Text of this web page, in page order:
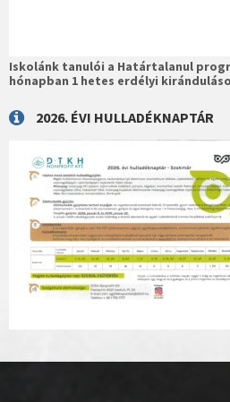
Iskolánk tanulói a Határtalanul
hónapban 1 hetes erdélyi
2026. ÉVI HULLADÉKNAPTÁR